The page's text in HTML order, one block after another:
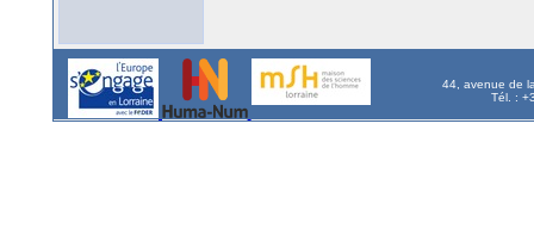
44, avenue de
Tél. :